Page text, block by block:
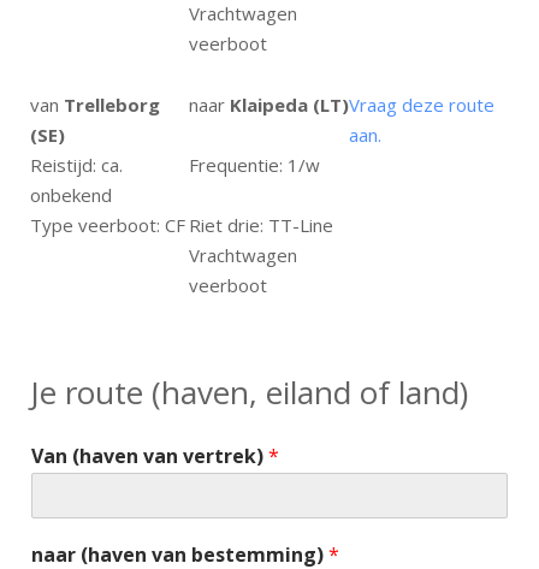
Vrachtwagen
veerboot
van Trelleborg
(SE)
naar Klaipeda (LT)Vraag deze route
aan.
Reistijd: ca.
onbekend
Frequentie: 1/w
Type veerboot: CF Riet drie: TT-Line
Vrachtwagen
veerboot
Je route (haven, eiland of land)
Van (haven van vertrek)*
naar (haven van bestemming)*